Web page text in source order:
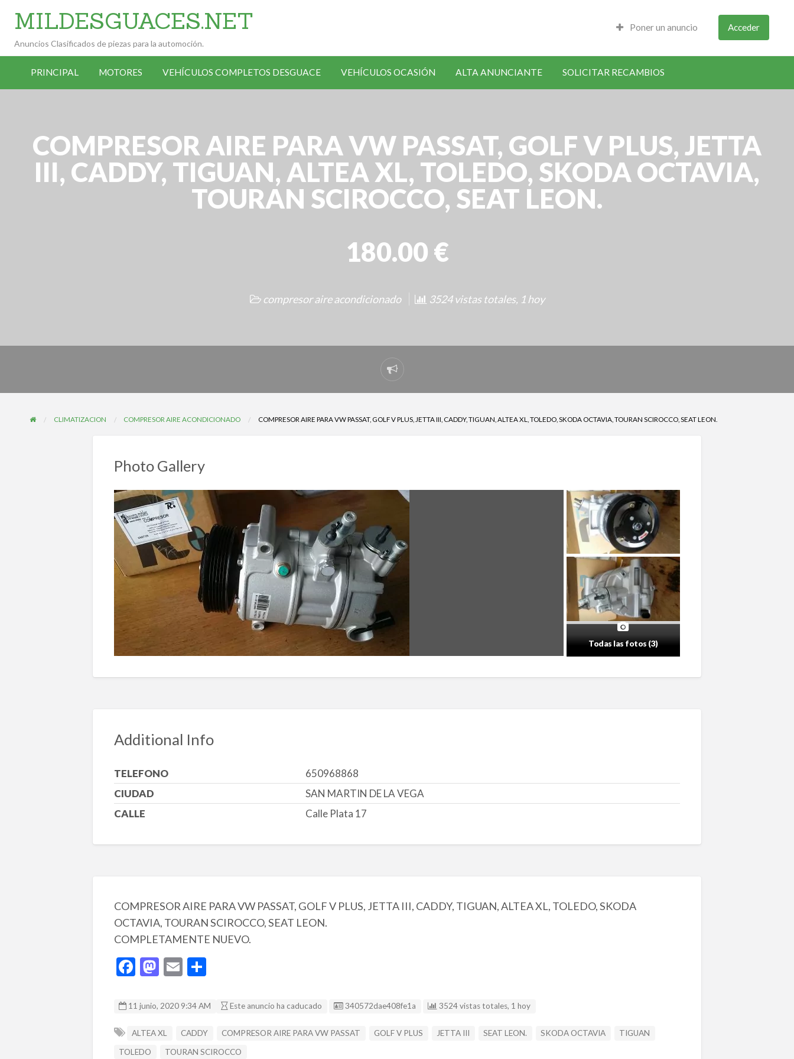
VEHÍCULOS
COMPLETOS
VEHÍCULOS
OCASIÓN
ALTA
ANUNCIANTE
SOLICITAR
RECAMBIOS
MILDESGUACES.NET
Anuncios Clasificados de piezas para la automoción.
Poner un anuncio Acceder
PRINCIPAL MOTORES VEHÍCULOS COMPLETOS DESGUACE VEHÍCULOS OCASIÓN ALTA ANUNCIANTE SOLICITAR RECAMBIOS
COMPRESOR AIRE PARA VW PASSAT, GOLF V PLUS, JETTA
III, CADDY, TIGUAN, ALTEA XL, TOLEDO, SKODA OCTAVIA,
TOURAN SCIROCCO, SEAT LEON.
180.00 €
compresor aire acondicionado 3524 vistas totales, 1 hoy
Reportar
problema
CLIMATIZACION COMPRESOR AIRE ACONDICIONADO COMPRESOR AIRE PARA VW PASSAT, GOLF V PLUS, JETTA III, CADDY, TIGUAN, ALTEA XL, TOLEDO, SKODA OCTAVIA, TOURAN SCIROCCO, SEAT LEON.
Photo Gallery
Todas las fotos (3)
Additional Info
TELEFONO
650968868
CIUDAD
SAN MARTIN DE LA VEGA
CALLE
Calle Plata 17
COMPRESOR AIRE PARA VW PASSAT, GOLF V PLUS, JETTA III, CADDY, TIGUAN, ALTEA XL, TOLEDO, SKODA
OCTAVIA, TOURAN SCIROCCO, SEAT LEON.
COMPLETAMENTE NUEVO.
F
e
o
M
to
o
E
ai
C
m
ar
11 junio, 2020 9:34 AM Este anuncio ha caducado Listing ID
340572dae408fe1a 3524 vistas totales, 1 hoy
ALTEA XL CADDY COMPRESOR AIRE PARA VW PASSAT GOLF V PLUS JETTA III SEAT LEON. SKODA OCTAVIA
TIGUAN
TOLEDO
TOURAN SCIROCCO